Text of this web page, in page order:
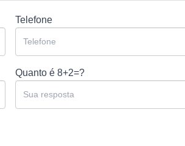
Telefone
Quanto é 8+2=?